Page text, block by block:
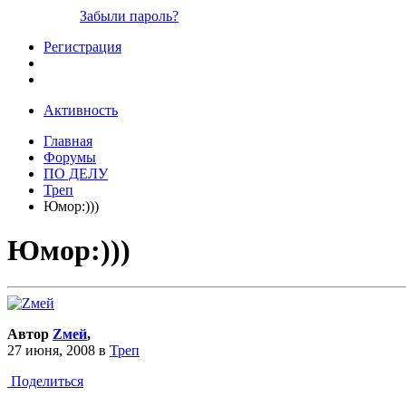
Забыли пароль?
Регистрация
Активность
Главная
Форумы
ПО ДЕЛУ
Треп
Юмор:)))
Юмор:)))
Автор Zмей,
27 июня, 2008 в Треп
Поделиться